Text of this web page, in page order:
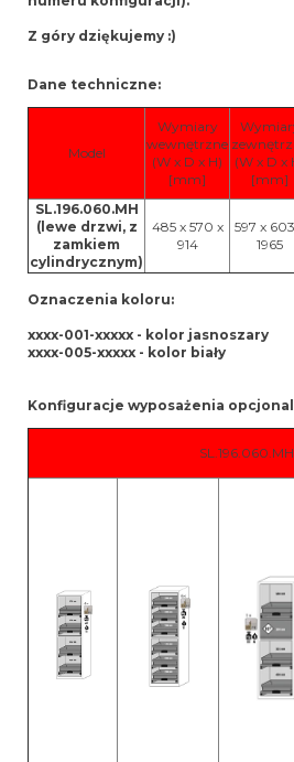
Z góry dziękujemy :)
Dane techniczne:
Model
Wymiary
wewnętrzne
(W x D x H)
[mm]
(W x D x
[mm]
SL.196.060.MH
(lewe drzwi, z
zamkiem
cylindrycznym)
485 x 570 x
914
597 x
1965
Oznaczenia koloru:
xxxx-001-xxxxx - kolor jasnoszary
xxxx-005-xxxxx - kolor biały
Konfiguracje wyposażenia
SL.196.060.MH